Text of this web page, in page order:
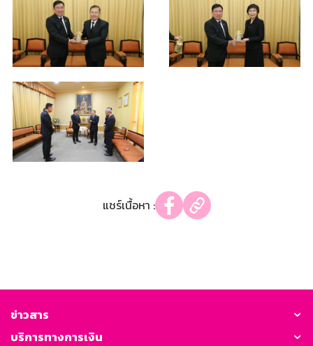
แชร์เนื้อหา :
ข่าวสาร
บริการทางการเงิน